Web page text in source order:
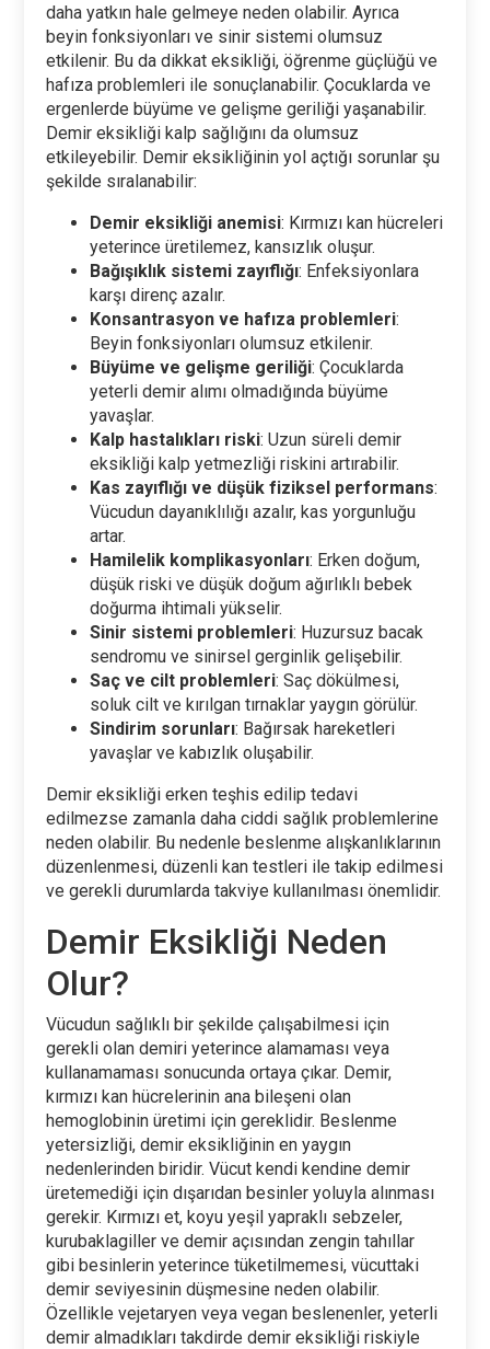
daha yatkın hale gelmeye neden olabilir. Ayrıca
beyin fonksiyonları ve sinir sistemi olumsuz
etkilenir. Bu da dikkat eksikliği, öğrenme güçlüğü ve
hafıza problemleri ile sonuçlanabilir. Çocuklarda ve
ergenlerde büyüme ve gelişme geriliği yaşanabilir.
Demir eksikliği kalp sağlığını da olumsuz
etkileyebilir. Demir eksikliğinin yol açtığı sorunlar şu
şekilde sıralanabilir:
Demir eksikliği anemisi: Kırmızı kan hücreleri
yeterince üretilemez, kansızlık oluşur.
Bağışıklık sistemi zayıflığı: Enfeksiyonlara
karşı direnç azalır.
Konsantrasyon ve hafıza problemleri:
Beyin fonksiyonları olumsuz etkilenir.
Büyüme ve gelişme geriliği: Çocuklarda
yeterli demir alımı olmadığında büyüme
yavaşlar.
Kalp hastalıkları riski: Uzun süreli demir
eksikliği kalp yetmezliği riskini artırabilir.
Kas zayıflığı ve düşük fiziksel performans:
Vücudun dayanıklılığı azalır, kas yorgunluğu
artar.
Hamilelik komplikasyonları: Erken doğum,
düşük riski ve düşük doğum ağırlıklı bebek
doğurma ihtimali yükselir.
Sinir sistemi problemleri: Huzursuz bacak
sendromu ve sinirsel gerginlik gelişebilir.
Saç ve cilt problemleri: Saç dökülmesi,
soluk cilt ve kırılgan tırnaklar yaygın görülür.
Sindirim sorunları: Bağırsak hareketleri
yavaşlar ve kabızlık oluşabilir.
Demir eksikliği erken teşhis edilip tedavi
edilmezse zamanla daha ciddi sağlık problemlerine
neden olabilir. Bu nedenle beslenme alışkanlıklarının
düzenlenmesi, düzenli kan testleri ile takip edilmesi
ve gerekli durumlarda takviye kullanılması önemlidir.
Demir Eksikliği Neden
Olur?
Vücudun sağlıklı bir şekilde çalışabilmesi için
gerekli olan demiri yeterince alamaması veya
kullanamaması sonucunda ortaya çıkar. Demir,
kırmızı kan hücrelerinin ana bileşeni olan
hemoglobinin üretimi için gereklidir. Beslenme
yetersizliği, demir eksikliğinin en yaygın
nedenlerinden biridir. Vücut kendi kendine demir
üretemediği için dışarıdan besinler yoluyla alınması
gerekir. Kırmızı et, koyu yeşil yapraklı sebzeler,
kurubaklagiller ve demir açısından zengin tahıllar
gibi besinlerin yeterince tüketilmemesi, vücuttaki
demir seviyesinin düşmesine neden olabilir.
Özellikle vejetaryen veya vegan beslenenler, yeterli
demir almadıkları takdirde demir eksikliği riskiyle